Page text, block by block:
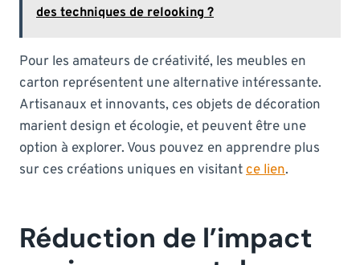
des techniques de relooking ?
Pour les amateurs de créativité, les meubles en
carton représentent une alternative intéressante.
Artisanaux et innovants, ces objets de décoration
marient design et écologie, et peuvent être une
option à explorer. Vous pouvez en apprendre plus
sur ces créations uniques en visitantce lien.
Réduction de l’impact